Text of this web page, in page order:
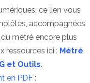
ce lien vous
accompagnées
métré encore plus
ressources ici : Métré
et Outils.
en PDF :